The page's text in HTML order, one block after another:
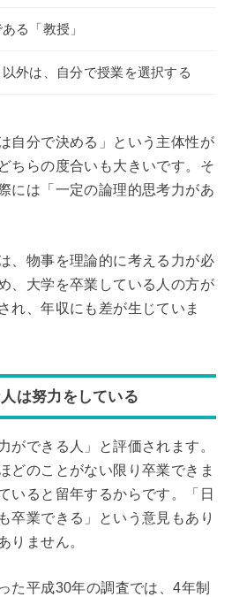
る「教授」
以外は、自分で授業を選択する
自分で決める」という主体性が
ちらの度合いも大きいです。そ
には「一定の論理的思考力があ
、物事を理論的に考える力が必
、大学を卒業している人の方が
れ、年収にも差が生じていま
は努力をしている
ができる人」と評価されます。
どのことがない限り卒業できま
いると留年するからです。「日
卒業できる」という意見もあり
りません。
た平成30年の調査では、4年制